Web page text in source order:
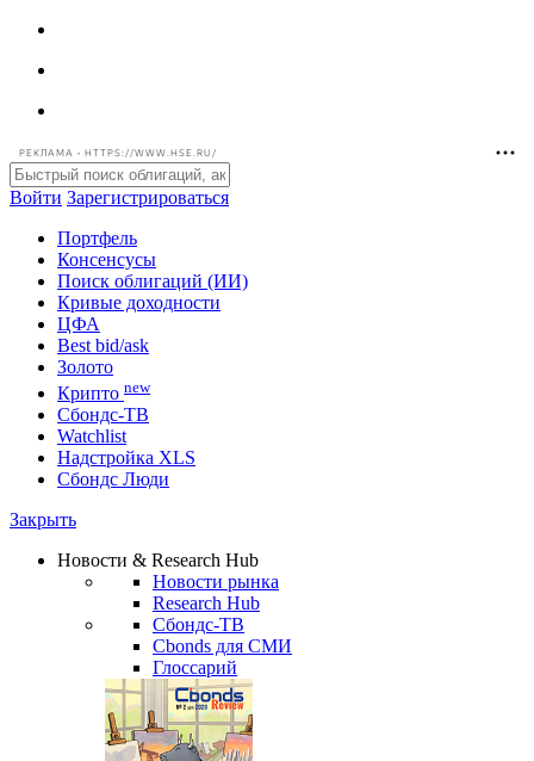
РЕКЛАМА • HTTPS://WWW.HSE.RU/
Войти Зарегистрироваться
Портфель
Консенсусы
Поиск облигаций (ИИ)
Кривые доходности
ЦФА
Best bid/ask
Золото
Крипто new
Watchlist
Сбондс Люди
Новости & Research Hub
Новости рынка
Research Hub
Сбондс-ТВ
Cbonds для СМИ
Глоссарий